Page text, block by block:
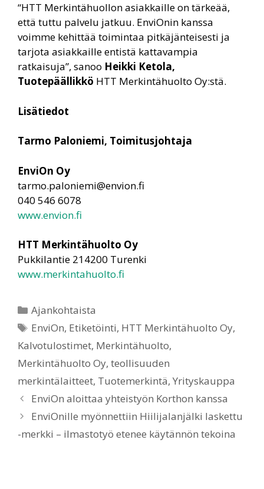
“HTT Merkintähuollon asiakkaille on tärkeää,
että tuttu palvelu jatkuu. EnviOnin kanssa
voimme kehittää toimintaa pitkäjänteisesti ja
tarjota asiakkaille entistä kattavampia
ratkaisuja”, sanoo Heikki Ketola,
Tuotepäällikkö HTT Merkintähuolto Oy:stä.
Lisätiedot
Tarmo Paloniemi, Toimitusjohtaja
EnviOn Oy
tarmo.paloniemi@envion.fi
040 546 6078
www.envion.fi
HTT Merkintähuolto Oy
Pukkilantie 214200 Turenki
www.merkintahuolto.fi
Ajankohtaista
EnviOn, Etiketöinti, HTT Merkintähuolto Oy,
Kalvotulostimet, Merkintähuolto,
Merkintähuolto Oy, teollisuuden
merkintälaitteet, Tuotemerkintä, Yrityskauppa
EnviOn aloittaa yhteistyön Korthon kanssa
EnviOnille myönnettiin Hiilijalanjälki laskettu
-merkki – ilmastotyö etenee käytännön tekoina